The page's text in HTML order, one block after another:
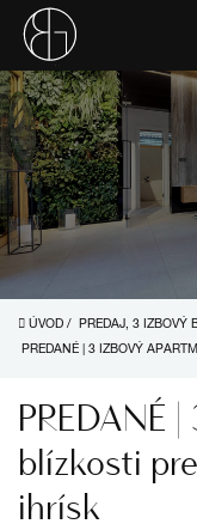
ÚVOD / PREDAJ, 3 IZBOVÝ
PREDANÉ | 3 IZBOVÝ
PREDANÉ
blízkosti
ihrísk